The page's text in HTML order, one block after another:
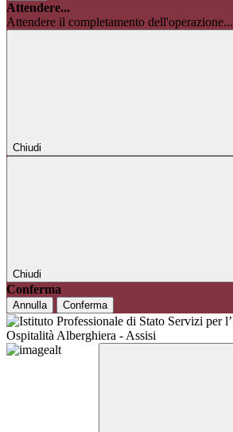
Attendere...
Attendere il completamento dell'operazione...
Chiudi
Chiudi
Conferma
Annulla Conferma